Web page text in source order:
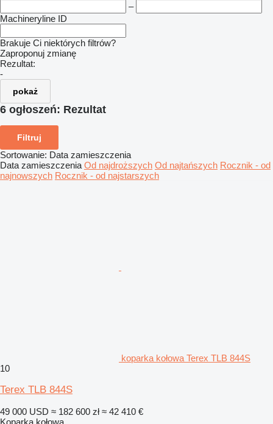
–
Machineryline ID
Brakuje Ci niektórych filtrów?
Zaproponuj zmianę
Rezultat:
-
pokaż
6 ogłoszeń: Rezultat
Filtruj
Sortowanie: Data zamieszczenia
Data zamieszczenia Od najdroższych Od najtańszych Rocznik - od
najnowszych Rocznik - od najstarszych
koparka kołowa Terex TLB 844S
10
Terex TLB 844S
49 000 USD ≈ 182 600 zł ≈ 42 410 €
Koparka kołowa